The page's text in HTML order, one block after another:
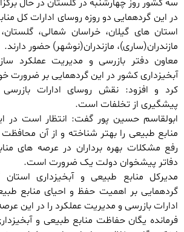
سه کشور روز چهارشنبه در گلستان در حال
در این گردهمایی دو روزه روسای ادارات کل
استان های گیلان، خراسان شمالی،
مازندران(ساری)، مازندران(نوشهر) حضور دارند.
معاون دفتر بازرسی و مدیریت عملکرد
آبخیزداری کشور در این گردهمایی بر ضرورت
کرد و افزود: نقش روسای ادارات
پیشگیری از تخلفات است.
ابولقاسم حسین پور گفت: انتظار است
منابع طبیعی را بهتر شناخته و از آن
رفع مشکلات بهره برداران در عرصه های
دفاتر پیشخوان دولت یک ضرورت است.
مدیرکل منابع طبیعی و آبخیزداری
گردهمایی بر اهمیت حفظ و احیای منابع
ادارات بازرسی و مدیریت عملکرد را در این
فرمانده یگان حفاظت منابع طبیعی و